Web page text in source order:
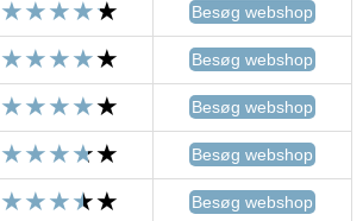
Besøg webshop
Besøg webshop
Besøg webshop
Besøg webshop
Besøg webshop